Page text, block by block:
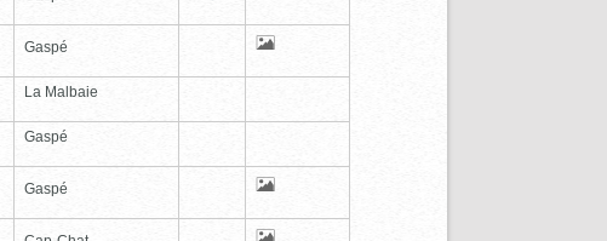
Gaspé
La Malbaie
Gaspé
Gaspé